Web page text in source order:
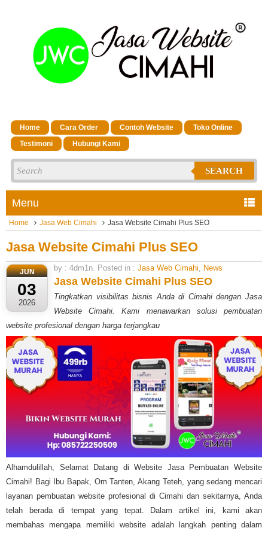
Home Cara Order Contoh Website
Toko Online
Testimoni
Hubungi Kami
SEARCH
Menu
Home Jasa Web Cimahi Jasa Website Cimahi Plus SEO
Jasa Website Cimahi Plus SEO
JUN
03
2026
by : 4dm1n. Posted in : Jasa Web Cimahi, News
Jasa Website Cimahi Plus SEO
Tingkatkan visibilitas bisnis Anda di Cimahi dengan Jasa
Website Cimahi. Kami menawarkan solusi pembuatan
website profesional dengan harga terjangkau
Alhamdulillah, Selamat Datang di Website Jasa Pembuatan Website
Cimahi! Bagi Ibu Bapak, Om Tanten, Akang Teteh, yang sedang mencari
layanan pembuatan website profesional di Cimahi dan sekitarnya, Anda
telah berada di tempat yang tepat. Dalam artikel ini, kami akan
membahas mengapa memiliki website adalah langkah penting dalam